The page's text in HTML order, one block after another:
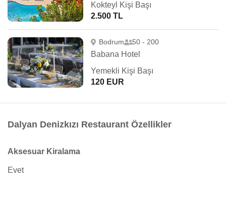
Kokteyl Kişi Başı
2.500 TL
Bodrum 50 - 200
Babana Hotel
Yemekli Kişi Başı
120 EUR
Dalyan Denizkızı Restaurant Özellikler
Aksesuar Kiralama
Evet